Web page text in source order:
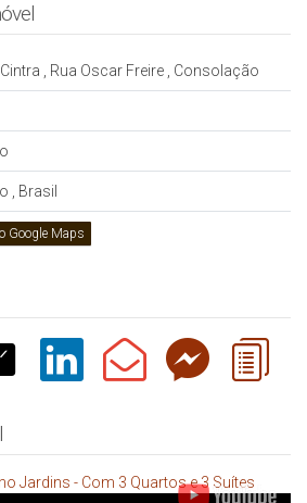
, Rua Oscar Freire , Consolação
, Brasil
Google Maps
Jardins - Com 3 Quartos e 3 Suítes